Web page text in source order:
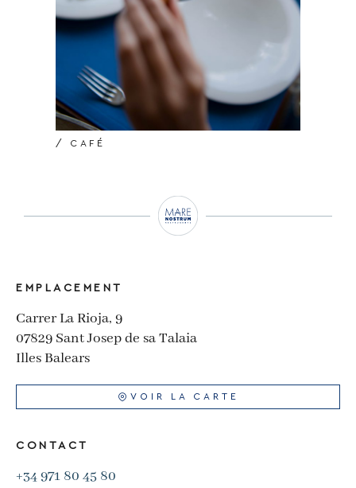
/ CAFÉ
EMPLACEMENT
Carrer La Rioja, 9
07829 Sant Josep de sa Talaia
Illes Balears
VOIR LA CARTE
CONTACT
+34 971 80 45 80